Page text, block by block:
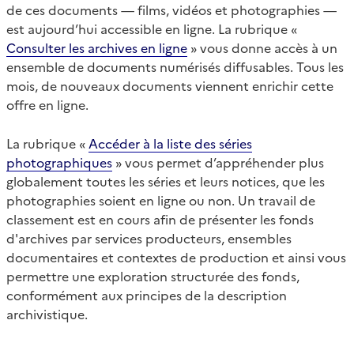
de ces documents — films, vidéos et photographies —
est aujourd’hui accessible en ligne. La rubrique «
Consulter les archives en ligne » vous donne accès à un
ensemble de documents numérisés diffusables. Tous les
mois, de nouveaux documents viennent enrichir cette
offre en ligne.
La rubrique « Accéder à la liste des séries
photographiques » vous permet d’appréhender plus
globalement toutes les séries et leurs notices, que les
photographies soient en ligne ou non. Un travail de
classement est en cours afin de présenter les fonds
d'archives par services producteurs, ensembles
documentaires et contextes de production et ainsi vous
permettre une exploration structurée des fonds,
conformément aux principes de la description
archivistique.